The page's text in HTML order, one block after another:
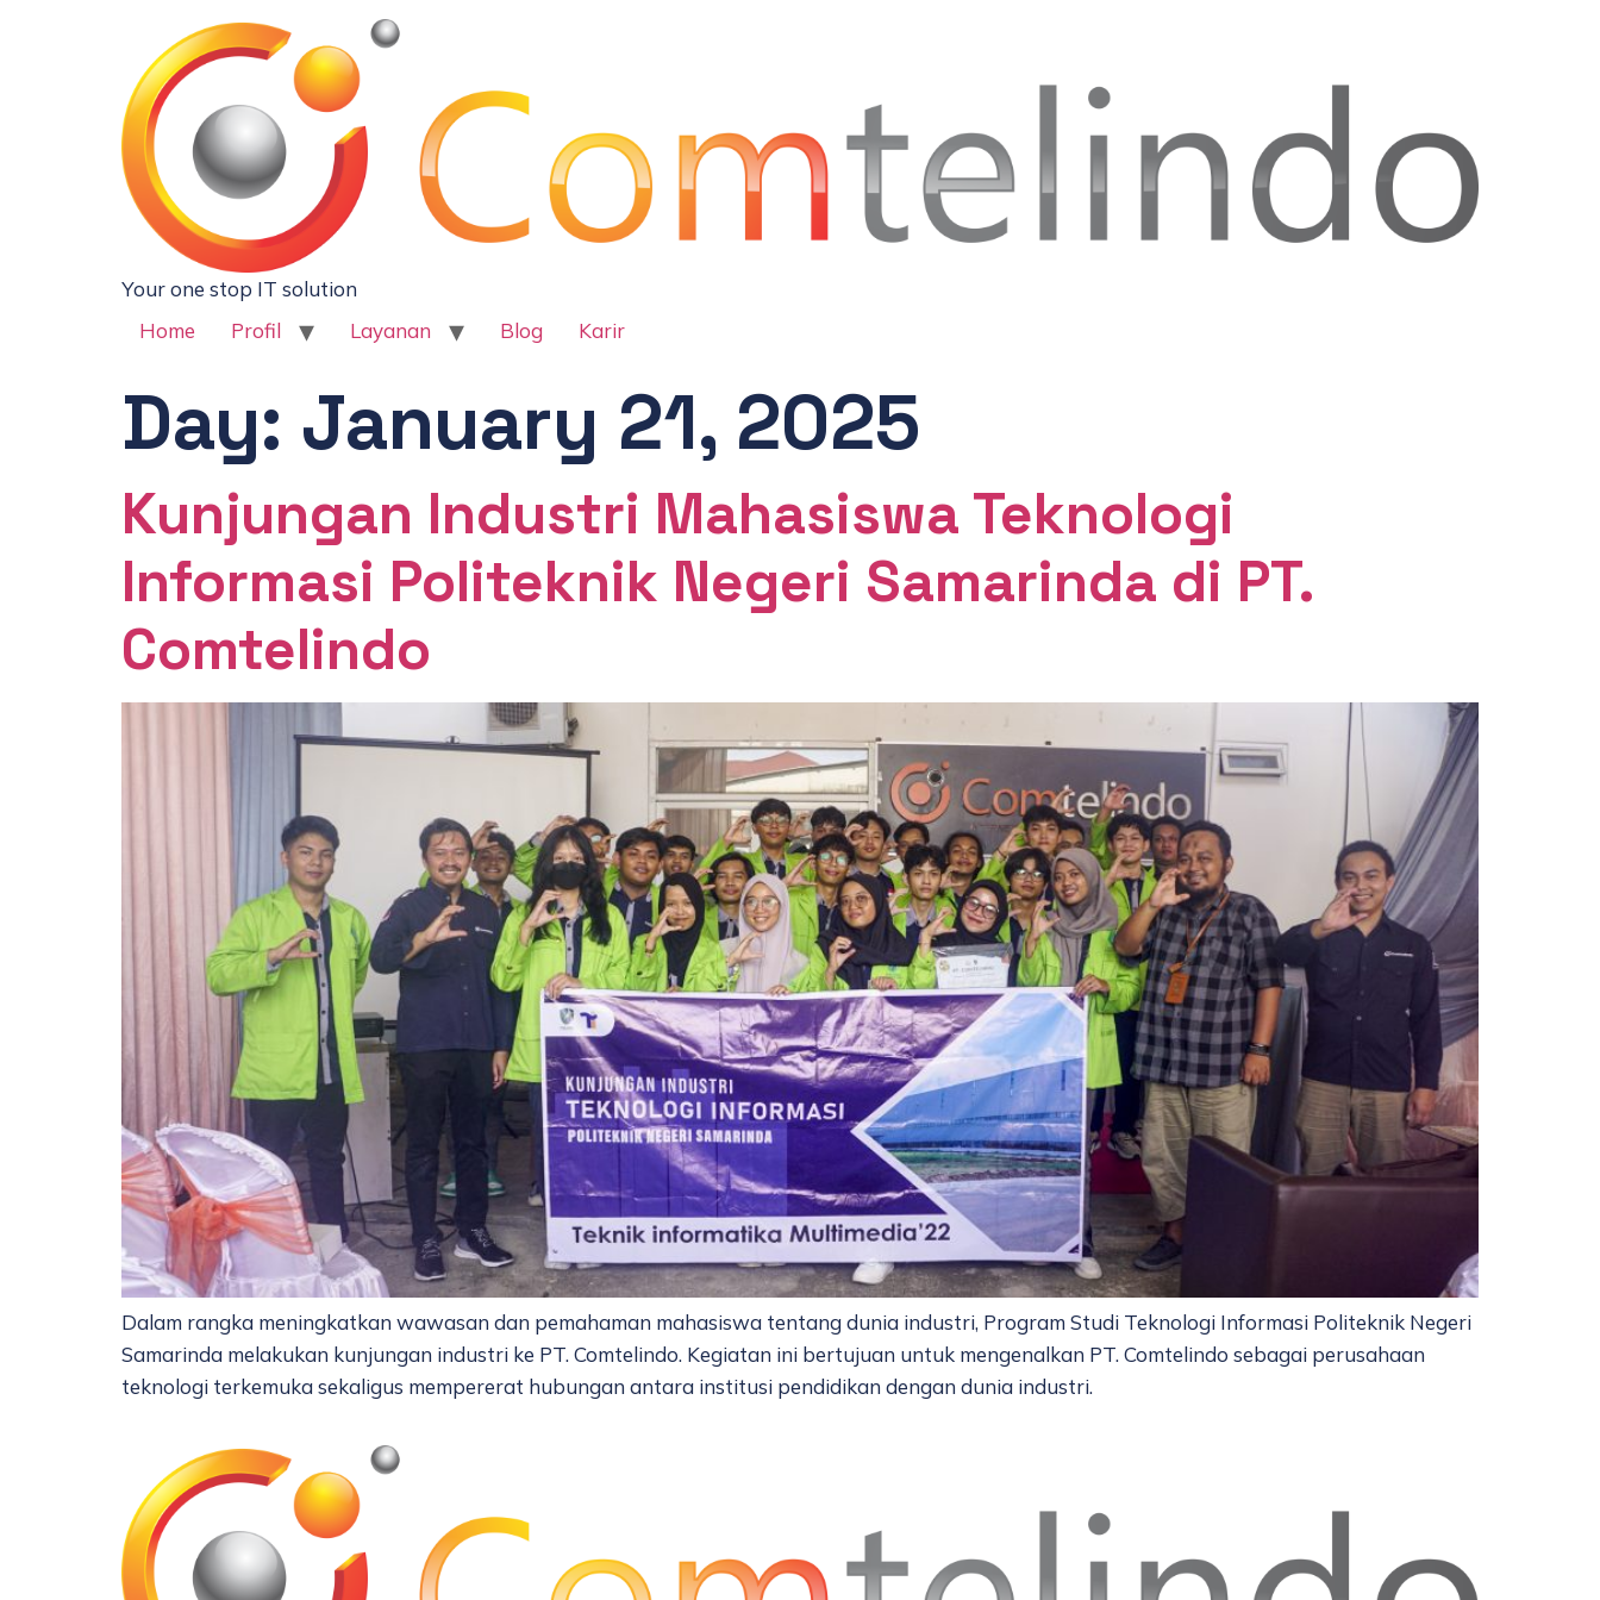
Your one stop IT solution
Home
Profil Layanan Blog Karir
Day: January 21, 2025
Kunjungan Industri Mahasiswa Teknologi
Informasi Politeknik Negeri Samarinda di PT.
Comtelindo
Dalam rangka meningkatkan wawasan dan pemahaman mahasiswa tentang dunia industri, Program Studi Teknologi Informasi Politeknik Negeri
Samarinda melakukan kunjungan industri ke PT. Comtelindo. Kegiatan ini bertujuan untuk mengenalkan PT. Comtelindo sebagai perusahaan
teknologi terkemuka sekaligus mempererat hubungan antara institusi pendidikan dengan dunia industri.